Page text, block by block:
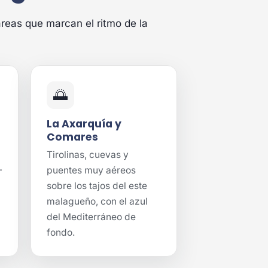
que marcan el ritmo de la
🌅
La Axarquía y
Comares
Tirolinas, cuevas y
puentes muy aéreos
sobre los tajos del este
malagueño, con el azul
del Mediterráneo de
fondo.